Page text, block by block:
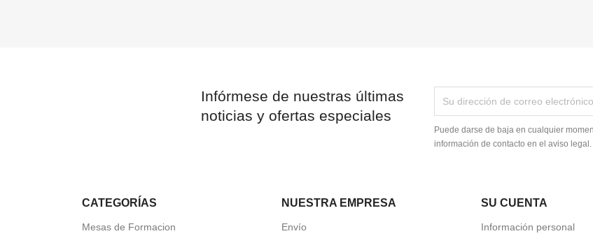
Infórmese de nuestras últimas
noticias y ofertas especiales
Puede darse de baja en cualquier
información de contacto en el aviso legal.
CATEGORÍAS
Mesas de Formacion
NUESTRA EMPRESA
Envío
SU CUENTA
Información personal